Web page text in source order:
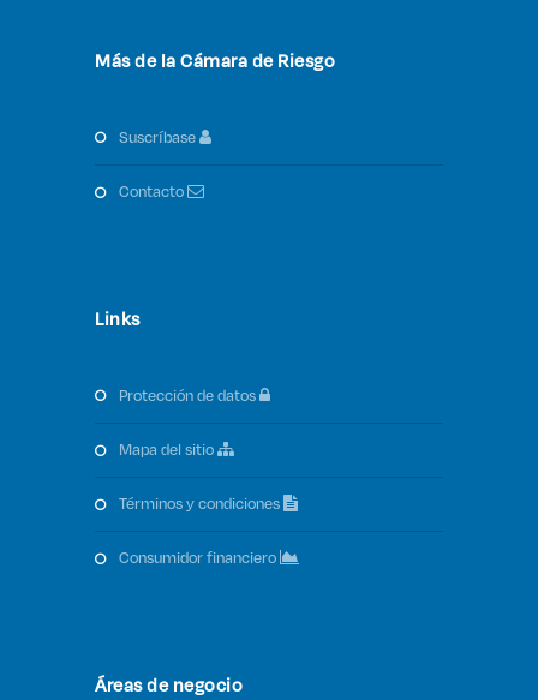
Más de la Cámara de Riesgo
suscríbase
contacto
Links
protección de datos
mapa del sitio
términos y condiciones
consumidor financiero
Áreas de negocio